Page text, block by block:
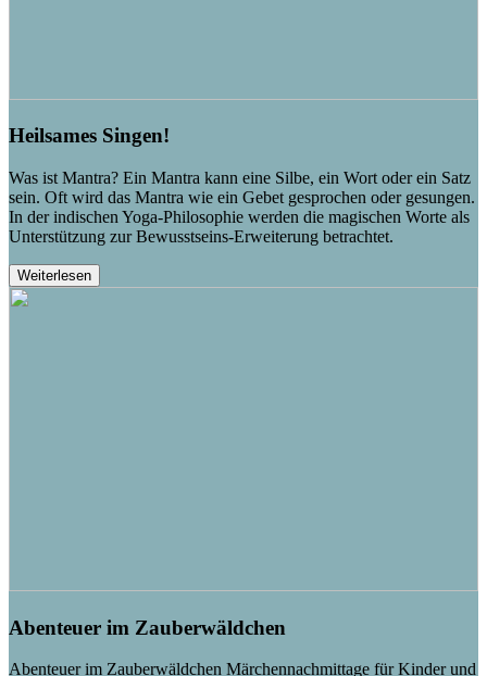
Heilsames Singen!
Was ist Mantra? Ein Mantra kann eine Silbe, ein Wort oder ein Satz
sein. Oft wird das Mantra wie ein Gebet gesprochen oder gesungen.
In der indischen Yoga-Philosophie werden die magischen Worte als
Unterstützung zur Bewusstseins-Erweiterung betrachtet.
Weiterlesen
Abenteuer im Zauberwäldchen
Abenteuer im Zauberwäldchen Märchennachmittage für Kinder und